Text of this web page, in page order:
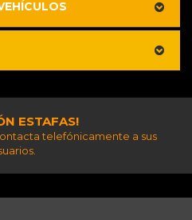
ESTAFAS!
telefónicamente a sus